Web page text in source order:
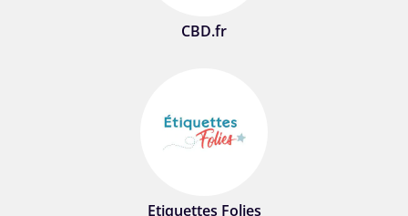
CBD.fr
Etiquettes Folies